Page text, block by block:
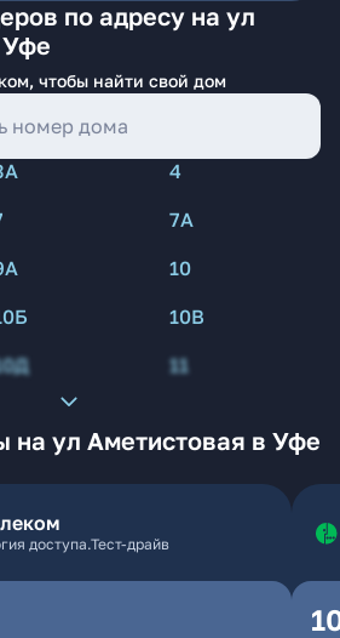
по адресу на ул
Уфе
чтобы найти свой дом
4
7А
10
10В
11
ул Аметистовая в Уфе
доступа.Тест-драйв